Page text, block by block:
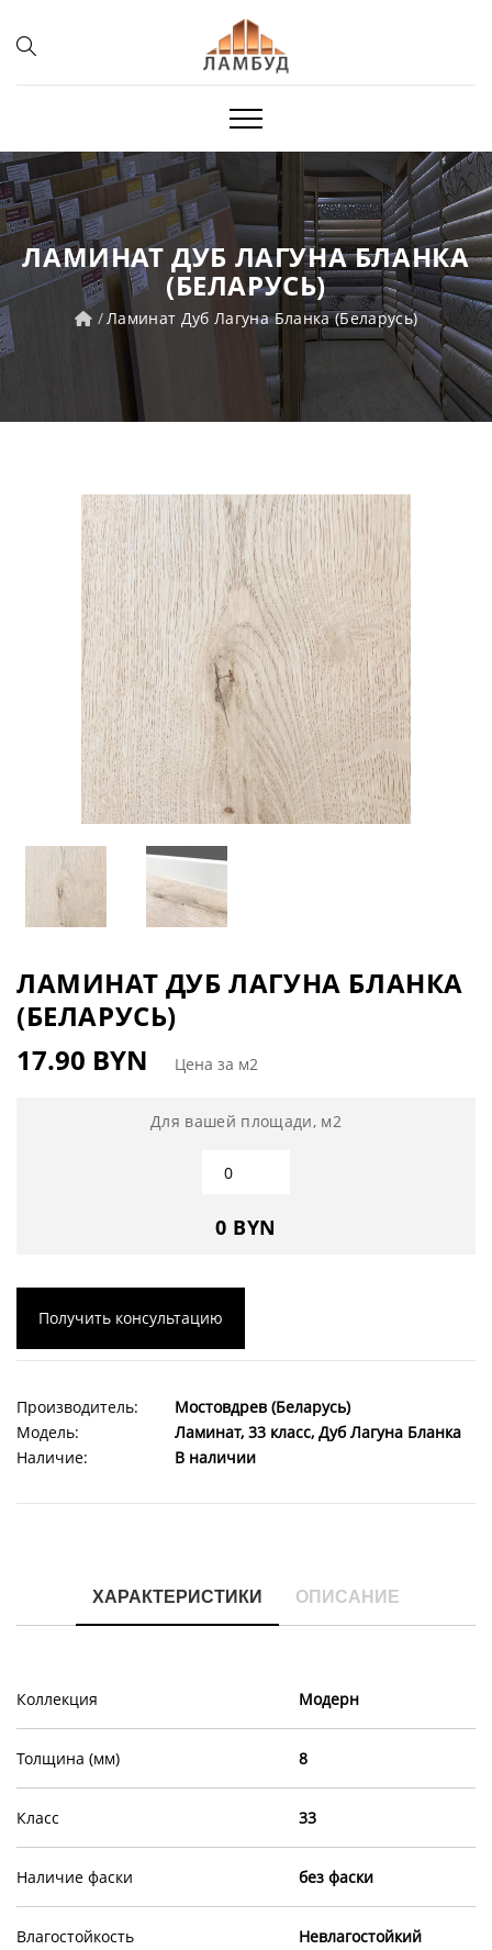
ЛАМИНАТ ДУБ ЛАГУНА БЛАНКА
(БЕЛАРУСЬ)
Ламинат Дуб Лагуна Бланка (Беларусь)
ЛАМИНАТ ДУБ ЛАГУНА БЛАНКА
(БЕЛАРУСЬ)
17.90 BYN
Цена за м2
Для вашей площади, м2
0 BYN
Получить консультацию
Производитель:
Мостовдрев (Беларусь)
Модель:
Ламинат, 33 класс, Дуб Лагуна Бланка
Наличие:
В наличии
ХАРАКТЕРИСТИКИ ОПИСАНИЕ
Коллекция Модерн
Толщина (мм) 8
Класс 33
Наличие фаски без фаски
Влагостойкость Невлагостойкий